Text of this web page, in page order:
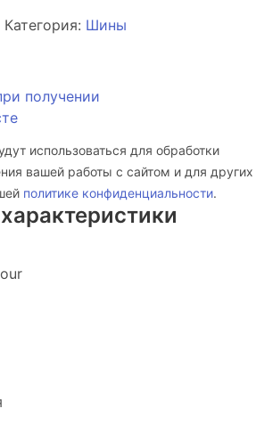
Категория: Шины
получении
использоваться для обработки
вашей работы с сайтом и для других
политике конфиденциальности.